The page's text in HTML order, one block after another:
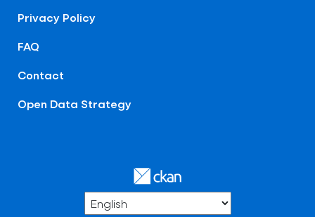
Privacy Policy
FAQ
Contact
Open Data Strategy